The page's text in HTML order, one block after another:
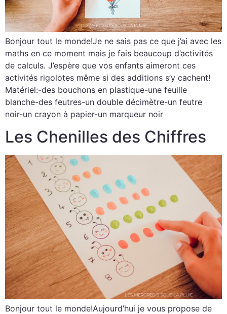
Bonjour tout le monde!Je ne sais pas ce que j’ai avec les
maths en ce moment mais je fais beaucoup d’activités
de calculs. J’espère que vos enfants aimeront ces
activités rigolotes même si des additions s’y cachent!
Matériel:-des bouchons en plastique-une feuille
blanche-des feutres-un double décimètre-un feutre
noir-un crayon à papier-un marqueur noir
Les Chenilles des Chiffres
Bonjour tout le monde!Aujourd’hui je vous propose de